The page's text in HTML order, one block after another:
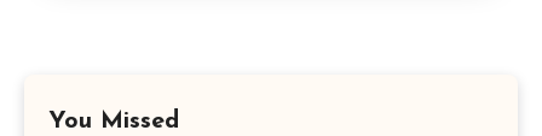
You Missed